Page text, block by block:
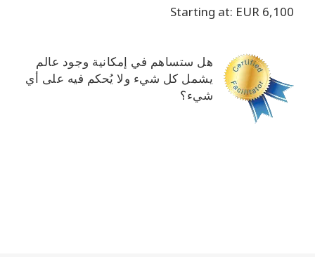
Starting at: EUR 6,100
هل ستساهم في إمكانية وجود عالم
يشمل كل شيء ولا يُحكم فيه على أي
شيء؟